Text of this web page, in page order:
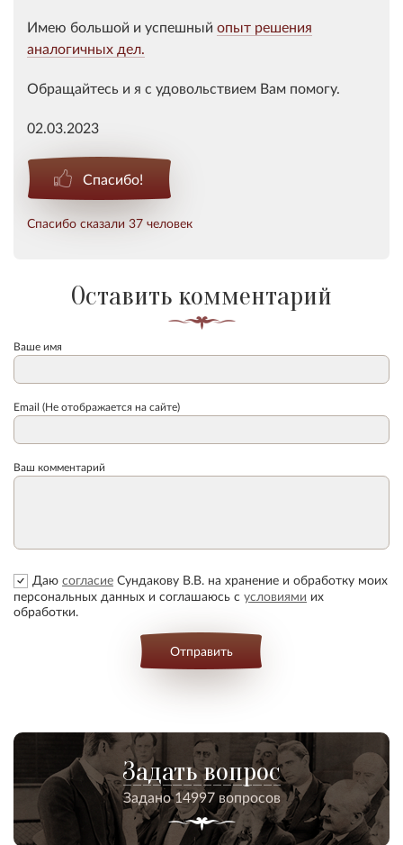
Имею большой и успешный опыт решения
аналогичных дел.
Обращайтесь и я с удовольствием Вам помогу.
02.03.2023
Спасибо!
Спасибо сказали 37 человек
Оставить комментарий
Ваше имя
Email (Не отображается на сайте)
Ваш комментарий
Даю согласие Сундакову В.В. на хранение и обработку моих
персональных данных и соглашаюсь с условиями их
обработки.
Отправить
Задать вопрос
Задано 14997 вопросов